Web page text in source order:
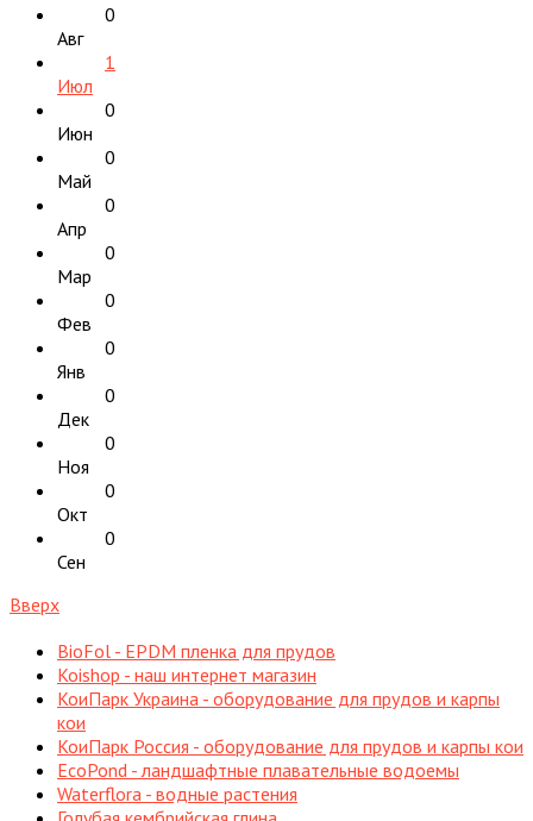
0
Авг
1
Июл
0
Июн
0
Май
0
Апр
0
Мар
0
Фев
0
Янв
0
Дек
0
Ноя
0
Окт
0
Сен
Вверх
BioFol - EPDM пленка для прудов
Koishop - наш интернет магазин
КоиПарк Украина - оборудование для прудов и карпы
кои
КоиПарк Россия - оборудование для прудов и карпы кои
EcoPond - ландшафтные плавательные водоемы
Waterflora - водные растения